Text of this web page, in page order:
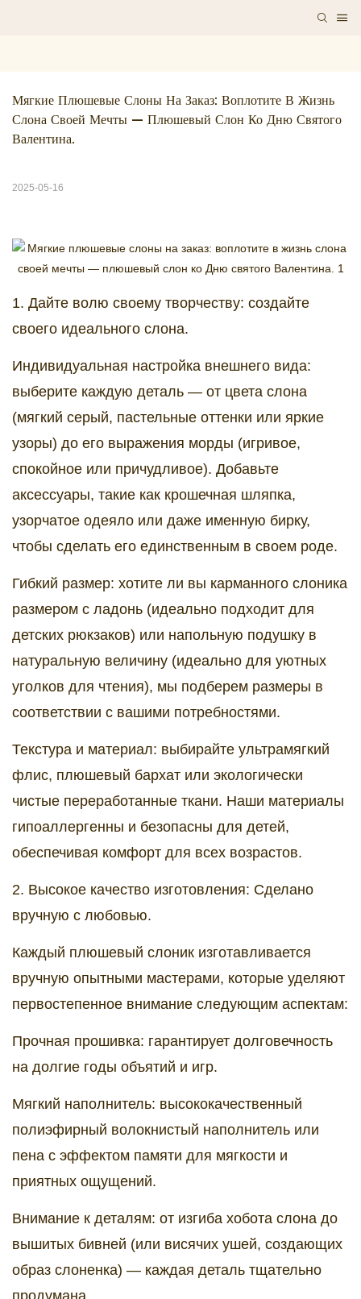
Мягкие Плюшевые Слоны На Заказ: Воплотите В Жизнь
Слона Своей Мечты — Плюшевый Слон Ко Дню Святого
Валентина.
2025-05-16
1. Дайте волю своему творчеству: создайте
своего идеального слона.
Индивидуальная настройка внешнего вида:
выберите каждую деталь — от цвета слона
(мягкий серый, пастельные оттенки или яркие
узоры) до его выражения морды (игривое,
спокойное или причудливое). Добавьте
аксессуары, такие как крошечная шляпка,
узорчатое одеяло или даже именную бирку,
чтобы сделать его единственным в своем роде.
Гибкий размер: хотите ли вы карманного слоника
размером с ладонь (идеально подходит для
детских рюкзаков) или напольную подушку в
натуральную величину (идеально для уютных
уголков для чтения), мы подберем размеры в
соответствии с вашими потребностями.
Текстура и материал: выбирайте ультрамягкий
флис, плюшевый бархат или экологически
чистые переработанные ткани. Наши материалы
гипоаллергенны и безопасны для детей,
обеспечивая комфорт для всех возрастов.
2. Высокое качество изготовления: Сделано
вручную с любовью.
Каждый плюшевый слоник изготавливается
вручную опытными мастерами, которые уделяют
первостепенное внимание следующим аспектам:
Прочная прошивка: гарантирует долговечность
на долгие годы объятий и игр.
Мягкий наполнитель: высококачественный
полиэфирный волокнистый наполнитель или
пена с эффектом памяти для мягкости и
приятных ощущений.
Внимание к деталям: от изгиба хобота слона до
вышитых бивней (или висячих ушей, создающих
образ слоненка) — каждая деталь тщательно